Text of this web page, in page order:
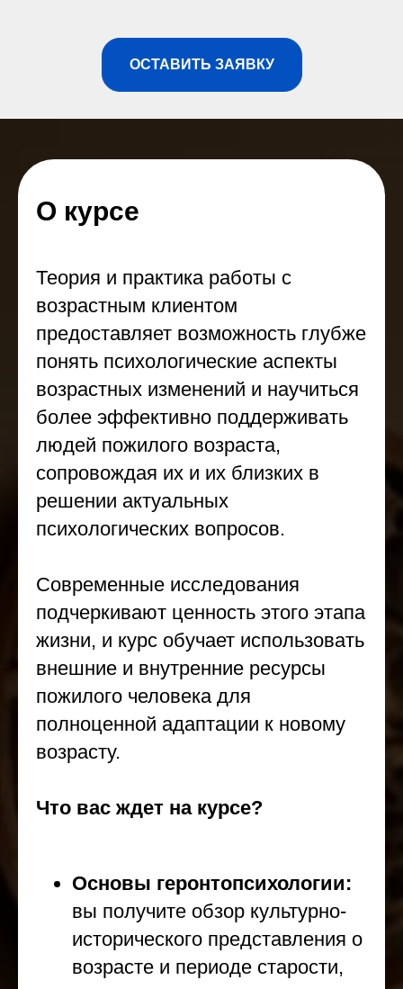
ОСТАВИТЬ ЗАЯВКУ
О курсе
Теория и практика работы с
возрастным клиентом
предоставляет возможность глубже
понять психологические аспекты
возрастных изменений и научиться
более эффективно поддерживать
людей пожилого возраста,
сопровождая их и их близких в
решении актуальных
психологических вопросов.
Современные исследования
подчеркивают ценность этого этапа
жизни, и курс обучает использовать
внешние и внутренние ресурсы
пожилого человека для
полноценной адаптации к новому
возрасту.
Что вас ждет на курсе?
Основы геронтопсихологии:
вы получите обзор культурно-
исторического представления о
возрасте и периоде старости,